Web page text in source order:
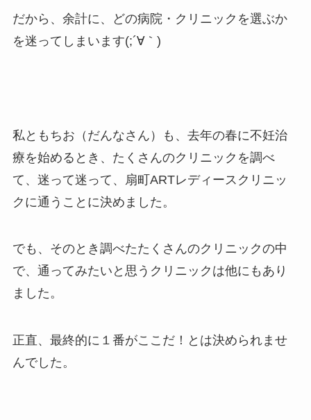
だから、余計に、どの病院・クリニックを選ぶか
を迷ってしまいます(;´∀｀)
私ともちお（だんなさん）も、去年の春に不妊治
療を始めるとき、たくさんのクリニックを調べ
て、迷って迷って、扇町ARTレディースクリニッ
クに通うことに決めました。
でも、そのとき調べたたくさんのクリニックの中
で、通ってみたいと思うクリニックは他にもあり
ました。
正直、最終的に１番がここだ！とは決められませ
んでした。